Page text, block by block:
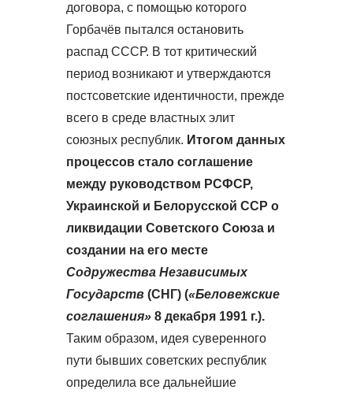
договора, с помощью которого
Горбачёв пытался остановить
распад СССР. В тот критический
период возникают и утверждаются
постсоветские идентичности, прежде
всего в среде властных элит
союзных республик. Итогом данных
процессов стало соглашение
между руководством РСФСР,
Украинской и Белорусской ССР о
ликвидации Советского Союза и
создании на его месте
Содружества Независимых
Государств (СНГ) («Беловежские
соглашения» 8 декабря 1991 г.).
Таким образом, идея суверенного
пути бывших советских республик
определила все дальнейшие